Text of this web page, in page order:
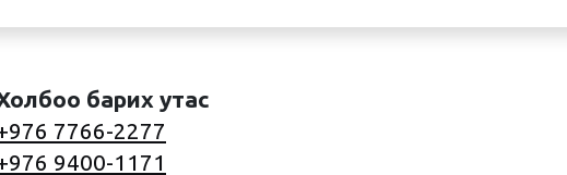
барих утас
7766-2277
9400-1171